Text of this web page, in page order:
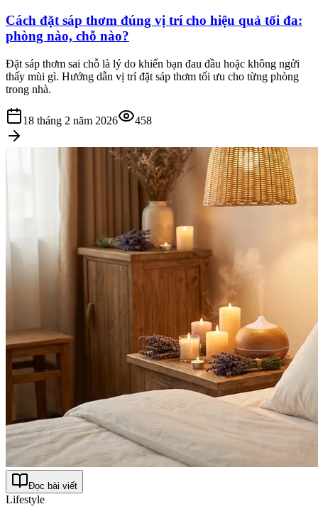
Cách đặt sáp thơm đúng vị trí cho hiệu quả tối đa:
phòng nào, chỗ nào?
Đặt sáp thơm sai chỗ là lý do khiến bạn đau đầu hoặc không ngửi
thấy mùi gì. Hướng dẫn vị trí đặt sáp thơm tối ưu cho từng phòng
trong nhà.
18 tháng 2 năm 2026 458
Đọc bài viết
Lifestyle